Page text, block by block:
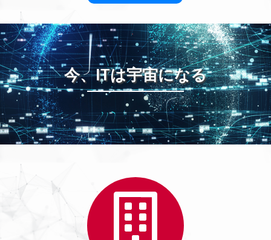
今、ITは宇宙になる